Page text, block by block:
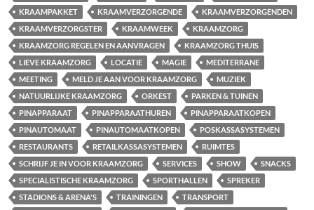
KRAAMPAKKET
KRAAMVERZORGENDE
KRAAMVERZORGENDEN
KRAAMVERZORGSTER
KRAAMWEEK
KRAAMZORG
KRAAMZORG REGELEN EN AANVRAGEN
KRAAMZORG THUIS
LIEVE KRAAMZORG
LOCATIE MAGIE
MEDITERRANE
MEETING
MELD JE AAN VOOR KRAAMZORG
MUZIEK
NATUURLIJKE KRAAMZORG
ORKEST
PARKEN & TUINEN
PINAPPARAAT
PINAPPARAATHUREN
PINAPPARAATKOPEN
PINAUTOMAAT
PINAUTOMAATKOPEN
POSKASSASYSTEMEN
RESTAURANTS
RETAILKASSASYSTEMEN
RUIMTES
SCHRIJF JE IN VOOR KRAAMZORG
SERVICES SHOW
SNACKS
SPECIALISTISCHE KRAAMZORG
SPORTHALLEN
SPREKER
STADIONS & ARENA'S
TRAININGEN
TRANSPORT